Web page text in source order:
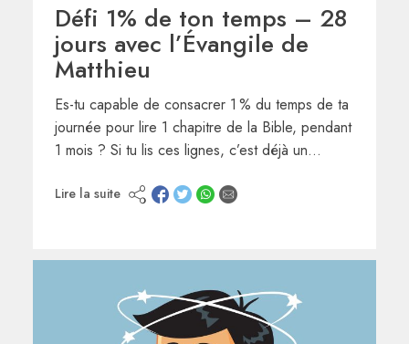
Défi 1% de ton temps – 28
jours avec l’Évangile de
Matthieu
Es-tu capable de consacrer 1 % du temps de ta
journée pour lire 1 chapitre de la Bible, pendant
1 mois ? Si tu lis ces lignes, c’est déjà un…
Lire la suite